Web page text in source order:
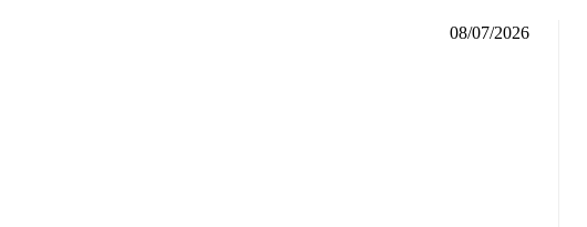
08/07/2026